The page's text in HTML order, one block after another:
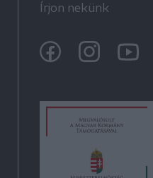
Írjon nekünk